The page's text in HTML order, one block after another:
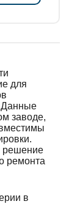
для
Данные
заводе,
решение
ремонта
в